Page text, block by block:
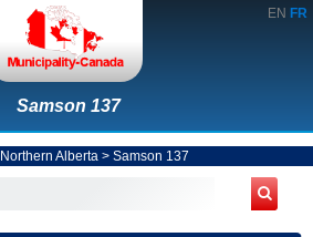
EN FR
Samson 137
Northern Alberta > Samson 137